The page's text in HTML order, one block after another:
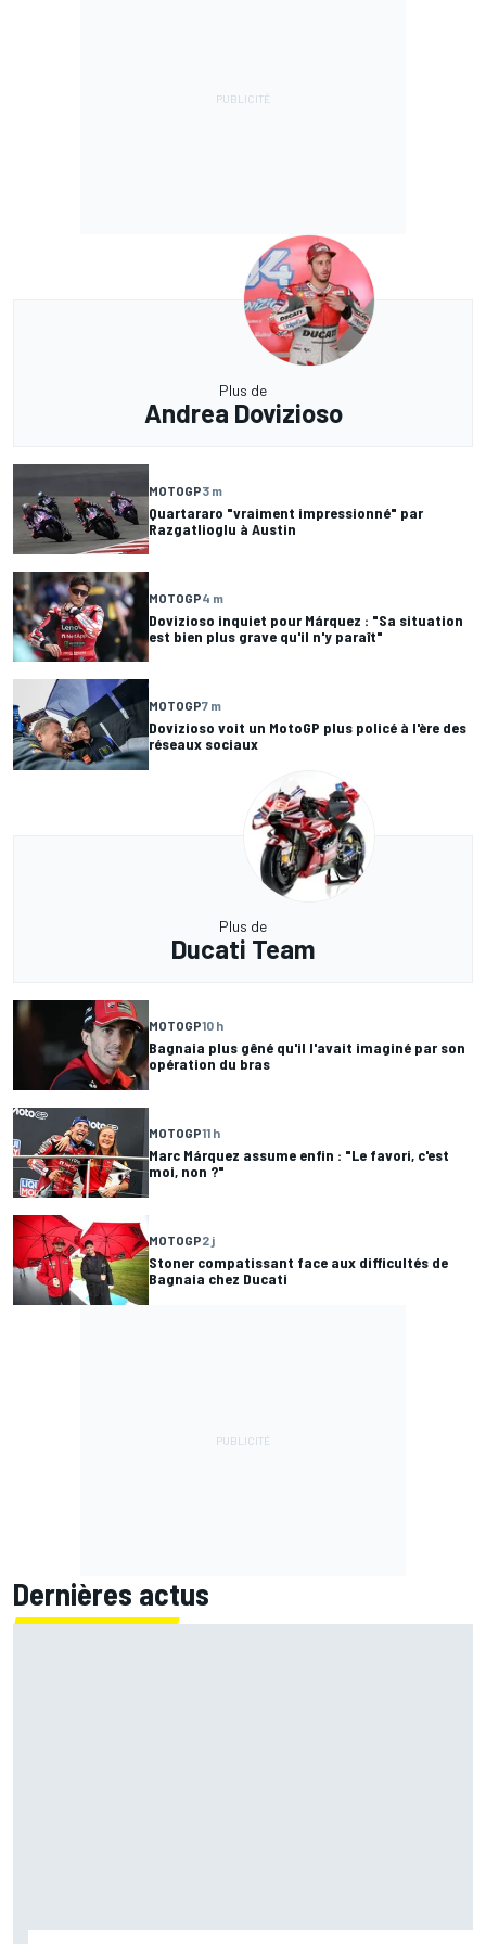
Plus de
Andrea Dovizioso
MOTOGP3 m
Quartararo "vraiment impressionné" par
Razgatlioglu à Austin
MOTOGP4 m
Dovizioso inquiet pour Márquez : "Sa situation
est bien plus grave qu'il n'y paraît"
MOTOGP7 m
Dovizioso voit un MotoGP plus policé à l'ère des
réseaux sociaux
Plus de
Ducati Team
MOTOGP10 h
Bagnaia plus gêné qu'il l'avait imaginé par son
opération du bras
MOTOGP11 h
Marc Márquez assume enfin : "Le favori, c'est
moi, non ?"
MOTOGP2 j
Stoner compatissant face aux difficultés de
Bagnaia chez Ducati
Dernières actus